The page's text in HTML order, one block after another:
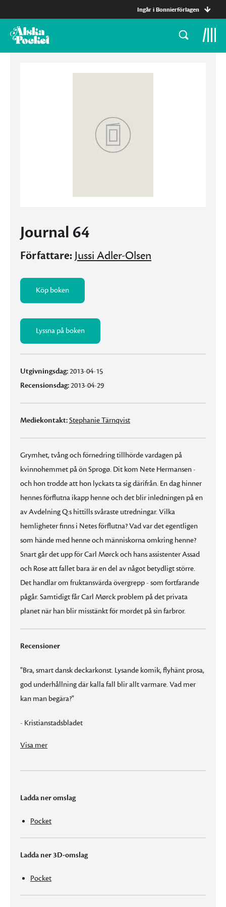
Ingår i Bonnierförlagen
Journal 64
Författare: Jussi Adler-Olsen
Köp boken
Lyssna på boken
Utgivningsdag:2013-04-15
Recensionsdag:2013-04-29
Mediekontakt:Stephanie Tärnqvist
Grymhet, tvång och förnedring tillhörde vardagen på
kvinnohemmet på ön Sprogø. Dit kom Nete Hermansen -
och hon trodde att hon lyckats ta sig därifrån. En dag hinner
hennes förflutna ikapp henne och det blir inledningen på en
av Avdelning Q:s hittills svåraste utredningar. Vilka
hemligheter finns i Netes förflutna? Vad var det egentligen
som hände med henne och människorna omkring henne?
Snart går det upp för Carl Mørck och hans assistenter Assad
och Rose att fallet bara är en del av något betydligt större.
Det handlar om fruktansvärda övergrepp - som fortfarande
pågår. Samtidigt får Carl Mørck problem på det privata
planet när han blir misstänkt för mordet på sin farbror.
Recensioner
"Bra, smart dansk deckarkonst. Lysande komik, flyhänt prosa,
god underhållning där kalla fall blir allt varmare. Vad mer
kan man begära?"
- Kristianstadsbladet
Visa mer
Ladda ner omslag
Pocket
Ladda ner 3D-omslag
Pocket